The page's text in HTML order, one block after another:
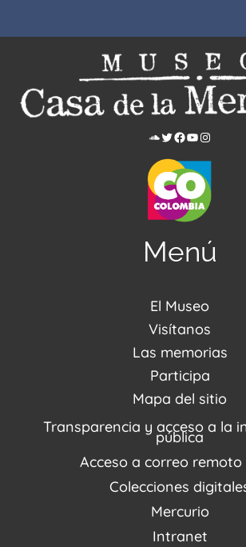
Menú
El Museo
Acerca de nosotros
Noticias
PQRSDF
Visítanos
Visítanos
Reserva tus
Agenda /
Recorridos Virtuales
Las memorias
Centro de Recursos
Repositorio (MUSEO / CASA
Narrativas del
Proyectos
Enlaces de
Fondo Editorial
Participa
Estímulos
Mapa del sitio
Transparencia y acceso a la
pública
Acceso a correo remoto
Colecciones
Mercurio
Intranet